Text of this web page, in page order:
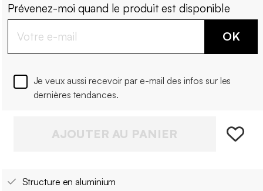
Prévenez-moi quand le produit est disponible
OK
Je veux aussi recevoir par e-mail des infos sur les
dernières tendances.
AJOUTER AU PANIER
Structure en aluminium